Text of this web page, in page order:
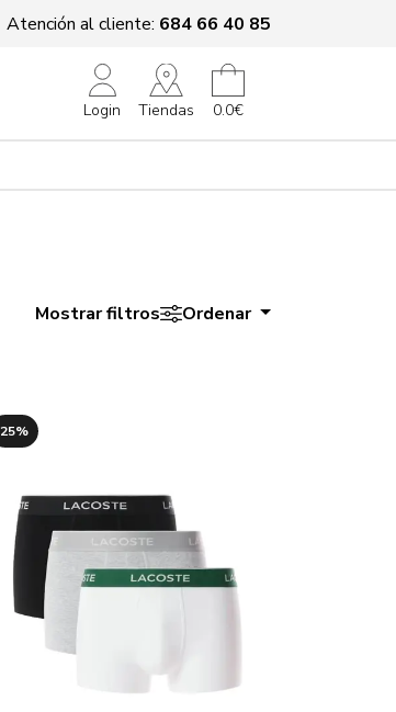
Atención al cliente: 684 66 40 85
Login Tiendas 0.0€
Mostrar filtros Ordenar
25%